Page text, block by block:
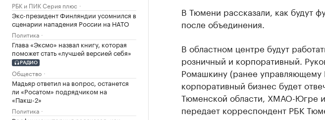
РБК и ПИК Серия плюс
Экс-президент Финляндии усомнился в
сценарии нападения России на НАТО
Политика
Глава «Эксмо» назвал книгу, которая
поможет стать «лучшей версией себя»
РАДИО
Общество
Мадьяр ответил на вопрос, останется
ли «Росатом» подрядчиком на
«Пакш-2»
Политика
В Тюмени рассказали, как будут
после объединения.
В областном центре будут
розничный и корпоративный.
Ромашкину (ранее
корпоративный бизнес будет
Тюменской области, ХМАО-Югре
передает корреспондент РБК